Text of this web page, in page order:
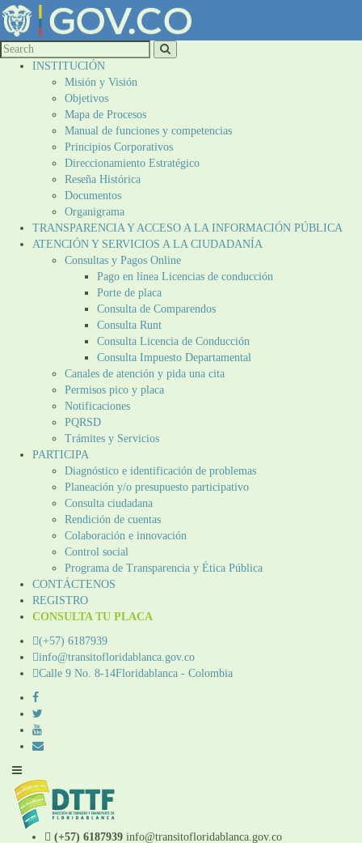
INSTITUCIÓN
Misión y Visión
Objetivos
Mapa de Procesos
Manual de funciones y competencias
Principios Corporativos
Direccionamiento Estratégico
Reseña Histórica
Documentos
Organigrama
TRANSPARENCIA Y ACCESO A LA INFORMACIÓN PÚBLICA
ATENCIÓN Y SERVICIOS A LA CIUDADANÍA
Consultas y Pagos Online
Pago en línea Licencias de conducción
Porte de placa
Consulta de Comparendos
Consulta Runt
Consulta Licencia de Conducción
Consulta Impuesto Departamental
Canales de atención y pida una cita
Permisos pico y placa
Notificaciones
PQRSD
Trámites y Servicios
PARTICIPA
Diagnóstico e identificación de problemas
Planeación y/o presupuesto participativo​
Consulta ciudadana
Rendición de cuentas
Colaboración e innovación
Control social
Programa de Transparencia y Ética Pública
CONTÁCTENOS
REGISTRO
CONSULTA TU PLACA
(+57) 6187939
info@transitofloridablanca.gov.co
Calle 9 No. 8-14Floridablanca - Colombia
(+57) 6187939 info@transitofloridablanca.gov.co